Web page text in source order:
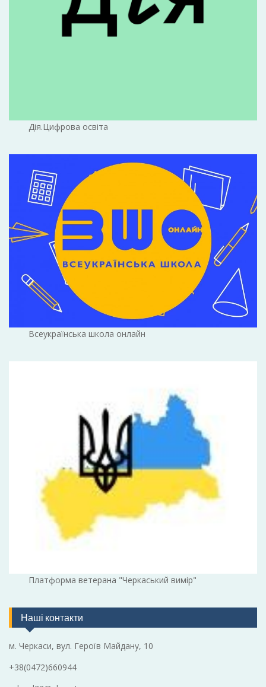
Дія.Цифрова освіта
Всеукраїнська школа онлайн
Платформа ветерана "Черкаський вимір"
Наші контакти
м. Черкаси, вул. Героїв Майдану, 10
+38(0472)660944